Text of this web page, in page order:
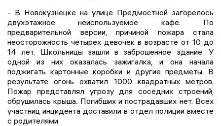
- В Новокузнецке на улице Предмостной загорелось
двухэтажное неиспользуемое кафе. По
предварительной версии, причиной пожара стала
неосторожность четырех девочек в возрасте от 10 до
14 лет. Школьницы зашли в заброшенное здание. У
одной из них оказалась зажигалка, и она начала
поджигать картонные коробки и другие предметы. В
результате огонь охватил 1000 квадратных метров.
Пожар представлял угрозу для соседних строений,
обрушилась крыша. Погибших и пострадавших нет. Всех
участниц инцидента доставили в отдел полиции вместе
с родителями.